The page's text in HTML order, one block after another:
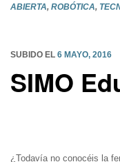
ABIERTA, ROBÓTICA,
SUBIDO EL 6 MAYO, 2016
SIMO
¿Todavía no conocéis la